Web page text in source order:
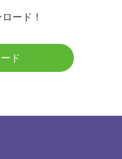
ード！
ド